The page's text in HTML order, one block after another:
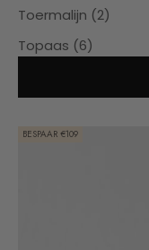
Toermalijn (2)
Topaas (6)
BESPAAR €109